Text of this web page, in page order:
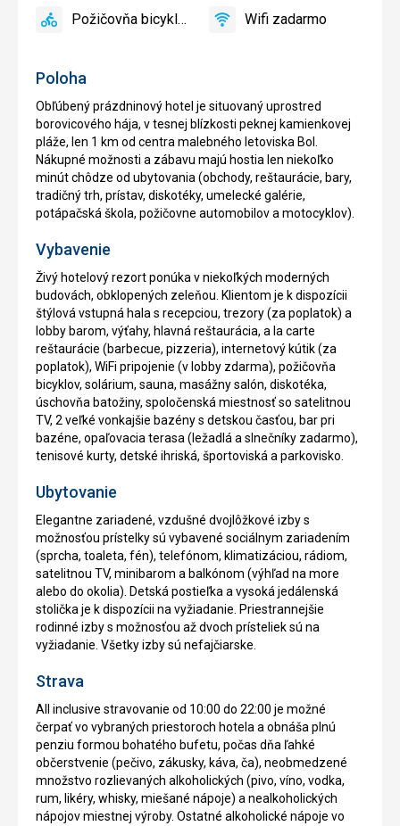
Poloha
Obľúbený prázdninový hotel je situovaný uprostred
borovicového hája, v tesnej blízkosti peknej kamienkovej
pláže, len 1 km od centra malebného letoviska Bol.
Nákupné možnosti a zábavu majú hostia len niekoľko
minút chôdze od ubytovania (obchody, reštaurácie, bary,
tradičný trh, prístav, diskotéky, umelecké galérie,
potápačská škola, požičovne automobilov a motocyklov).
Vybavenie
Živý hotelový rezort ponúka v niekoľkých moderných
budovách, obklopených zeleňou. Klientom je k dispozícii
štýlová vstupná hala s recepciou, trezory (za poplatok) a
lobby barom, výťahy, hlavná reštaurácia, a la carte
reštaurácie (barbecue, pizzeria), internetový kútik (za
poplatok), WiFi pripojenie (v lobby zdarma), požičovňa
bicyklov, solárium, sauna, masážny salón, diskotéka,
úschovňa batožiny, spoločenská miestnosť so satelitnou
TV, 2 veľké vonkajšie bazény s detskou časťou, bar pri
bazéne, opaľovacia terasa (ležadlá a slnečníky zadarmo),
tenisové kurty, detské ihriská, športoviská a parkovisko.
Ubytovanie
Elegantne zariadené, vzdušné dvojlôžkové izby s
možnosťou prístelky sú vybavené sociálnym zariadením
(sprcha, toaleta, fén), telefónom, klimatizáciou, rádiom,
satelitnou TV, minibarom a balkónom (výhľad na more
alebo do okolia). Detská postieľka a vysoká jedálenská
stolička je k dispozícii na vyžiadanie. Priestrannejšie
rodinné izby s možnosťou až dvoch prísteliek sú na
vyžiadanie. Všetky izby sú nefajčiarske.
Strava
All inclusive stravovanie od 10:00 do 22:00 je možné
čerpať vo vybraných priestoroch hotela a obnáša plnú
penziu formou bohatého bufetu, počas dňa ľahké
občerstvenie (pečivo, zákusky, káva, ča), neobmedzené
množstvo rozlievaných alkoholických (pivo, víno, vodka,
rum, likéry, whisky, miešané nápoje) a nealkoholických
nápojov miestnej výroby. Ostatné alkoholické nápoje vo
Požičovňa
Požičovňa bicyklov
áno
Wifi
Wifi zadarmo
áno